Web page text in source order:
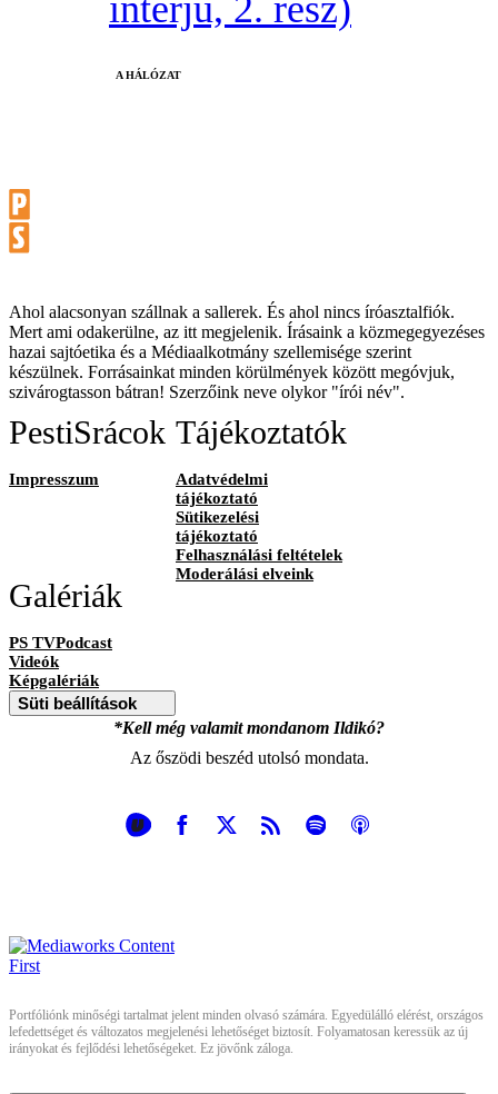
A HÁLÓZAT
Ahol alacsonyan szállnak a sallerek. És ahol nincs íróasztalfiók.
Mert ami odakerülne, az itt megjelenik. Írásaink a közmegegyezéses
hazai sajtóetika és a Médiaalkotmány szellemisége szerint
készülnek. Forrásainkat minden körülmények között megóvjuk,
szivárogtasson bátran! Szerzőink neve olykor "írói név".
PestiSrácok
Impresszum
Tájékoztatók
Adatvédelmi
tájékoztató
Sütikezelési
tájékoztató
Felhasználási feltételek
Moderálási elveink
Galériák
PS TVPodcast
Videók
Képgalériák
Süti beállítások
*Kell még valamit mondanom Ildikó?
Az őszödi beszéd utolsó mondata.
Portfóliónk minőségi tartalmat jelent minden olvasó számára. Egyedülálló elérést, országos
lefedettséget és változatos megjelenési lehetőséget biztosít. Folyamatosan keressük az új
irányokat és fejlődési lehetőségeket. Ez jövőnk záloga.